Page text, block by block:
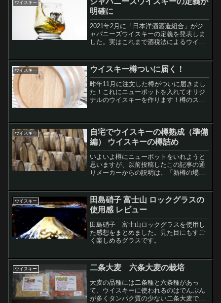
ウイスキー
明確に
2021年2月に「日本洋酒酒造組合」がジ
ャパニーズウイスキーの定義を発表しま
した。実はこれまで酒税法によるウイス
ーズウイスキーにはその製法についての
明確な定義はありませんでした。世界五
大ウイスキーの一つとされていながら、
「今さらか」と思う人は結構いるのでは
ないでしょうか。このたび定義を明確に
したことは、海外でも歓迎されているよ
うです。
ウイスキー ウイスキー樽ついに届く！
昨年11月に注文した樽がついに届きまし
た！これにニューポットを入れてオリジ
ナルのウイスキーを作ります！樽のスペ
フレンチオーク 内部仕様：ミディアム
チャーメ...
ウイスキー
自宅でウイスキーの樽熟成（準備
編） ウイスキーの樽詰め
いよいよ樽にニューポットをいれようと
思いますが、以前投稿したこの記事の通
りメーカーからの説明は、「新樽の場
しっかりつきますので、使い始めは早め
に味わいを確認していただきお楽しみく
ださい。使って頂く間...
ウイスキー
田島硝子 富士山 ロックグラスの
使用感 レビュー
田島硝子 富士山ロックグラスを使用し
た感想をまとめました。見た目にもすご
く楽しめるグラスです。
ウイスキー 二条大麦 六条大麦の栽培
大麦の品種には二条種と六条種があっ
て、ウイスキーに使われるのはでんぷん
が多くタンパク質の少ない二条大麦で